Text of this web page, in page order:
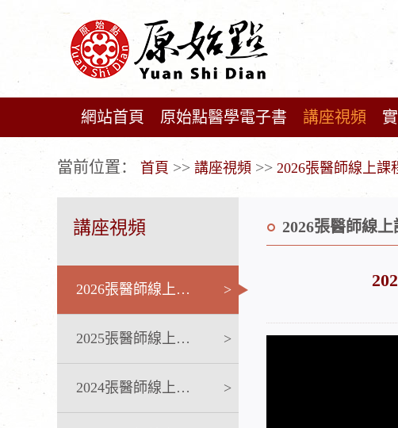
網站首頁 原始點醫學電子書 講座視頻
當前位置： 首頁 >> 講座視頻 >> 2026張醫師線上課
講座視頻
2026張醫師線上課程 >
2025張醫師線上課程 >
2024張醫師線上課程 >
2026張醫師線上